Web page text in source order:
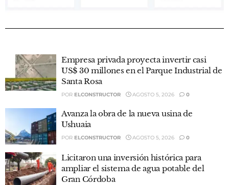
Empresa privada proyecta invertir casi
US$ 30 millones en el Parque Industrial de
Santa Rosa
POR ELCONSTRUCTOR AGOSTO 5, 2026 0
Avanza la obra de la nueva usina de
Ushuaia
POR ELCONSTRUCTOR AGOSTO 5, 2026 0
Licitaron una inversión histórica para
ampliar el sistema de agua potable del
Gran Córdoba